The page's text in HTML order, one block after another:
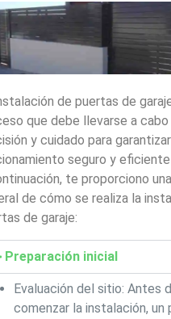
de puertas de
que debe llevarse a cabo
y cuidado para
seguro y
te proporciono
de cómo se realiza la
de garaje:
Preparación inicial
Evaluación del sitio: Antes
comenzar la instalación, un